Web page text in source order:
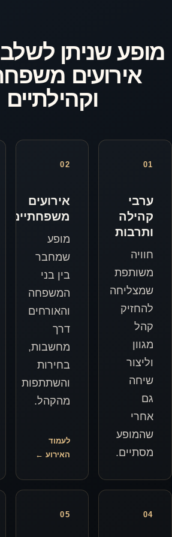
לשלב במגוון
משפחתיים
02
אירועים
משפחתיים
מופע
שמחבר
בין בני
המשפחה
והאורחים
דרך
מחשבות,
בחירות
והשתתפות
מהקהל.
לעמוד
האירוע ←
03
בתי
כנסת
התאמת
הפורמט
לחלל,
לסידור
הקהל
ולסגנון
האירוע
שנקבע
05
06